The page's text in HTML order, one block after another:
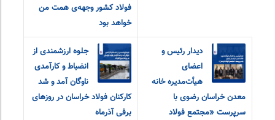
فولاد کشور وجهه‌ی همت من
خواهد بود
دیدار رئیس و
اعضای
هیأت‌مدیره خانه
معدن خراسان رضوی با
سرپرست «مجتمع فولاد
جلوه ارزشمندی از
انضباط و کارآمدی
ناوگان آمد و شد
کارکنان فولاد خراسان در روزهای
برفی آذرماه